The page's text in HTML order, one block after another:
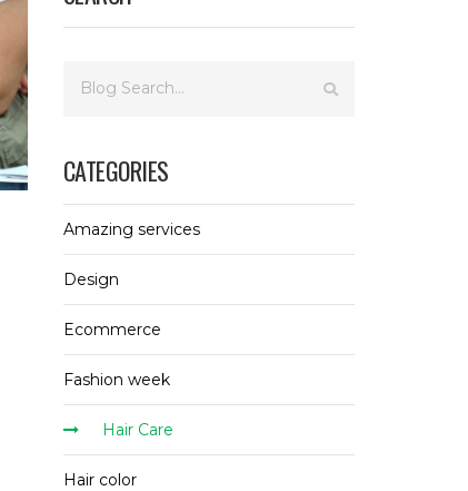
CATEGORIES
Amazing services
Design
Ecommerce
Fashion week
Hair Care
Hair color